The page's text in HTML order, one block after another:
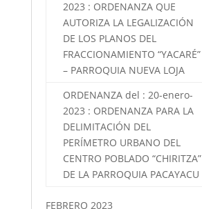
2023 : ORDENANZA QUE
AUTORIZA LA LEGALIZACIÓN
DE LOS PLANOS DEL
FRACCIONAMIENTO “YACARÉ”
– PARROQUIA NUEVA LOJA
ORDENANZA del : 20-enero-
2023 : ORDENANZA PARA LA
DELIMITACIÓN DEL
PERÍMETRO URBANO DEL
CENTRO POBLADO “CHIRITZA”
DE LA PARROQUIA PACAYACU
FEBRERO 2023